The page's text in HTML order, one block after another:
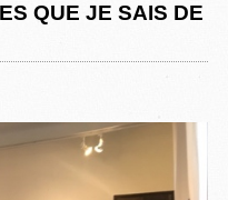
QUE JE SAIS DE